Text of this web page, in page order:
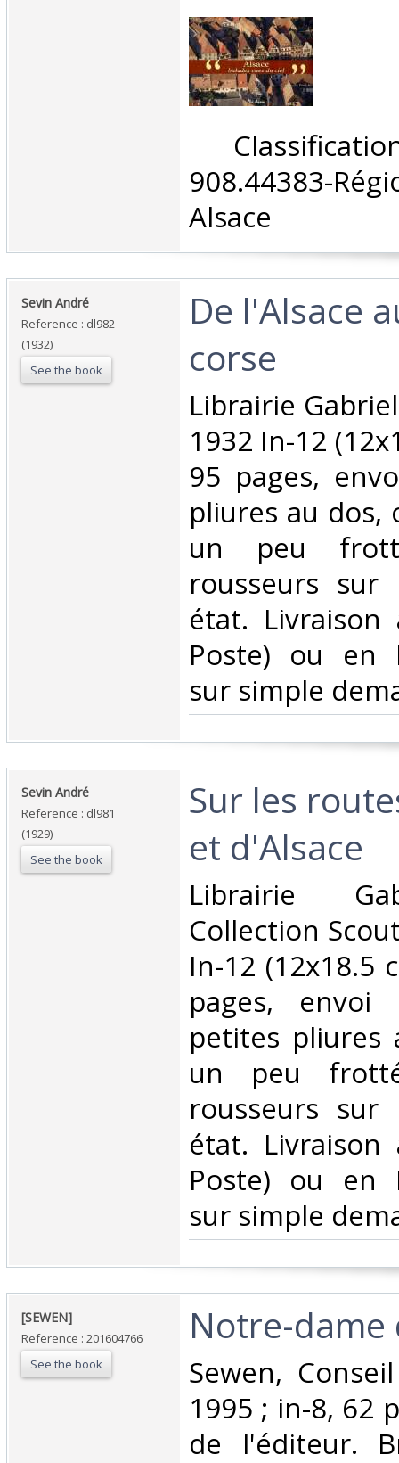
908.44383-
Alsace‎
‎Sevin André‎
Reference : dl982
(1932)
See the book
‎De l'Alsace
corse‎
‎Librairie
1932 In-12
95 pages,
pliures au dos,
un peu
rousseurs
état. Livraison
Poste) ou en
sur simple
‎Sevin André‎
Reference : dl981
(1929)
See the book
‎Sur les
et d'Alsace‎
‎Librairie
Collection
In-12 (12x18.5
pages,
petites pliures
un peu
rousseurs
état. Livraison
Poste) ou en
sur simple
‎[SEWEN]‎
Reference : 201604766
See the book
‎Notre-dame
‎Sewen,
1995 ; in-8, 62
de l'éditeur.